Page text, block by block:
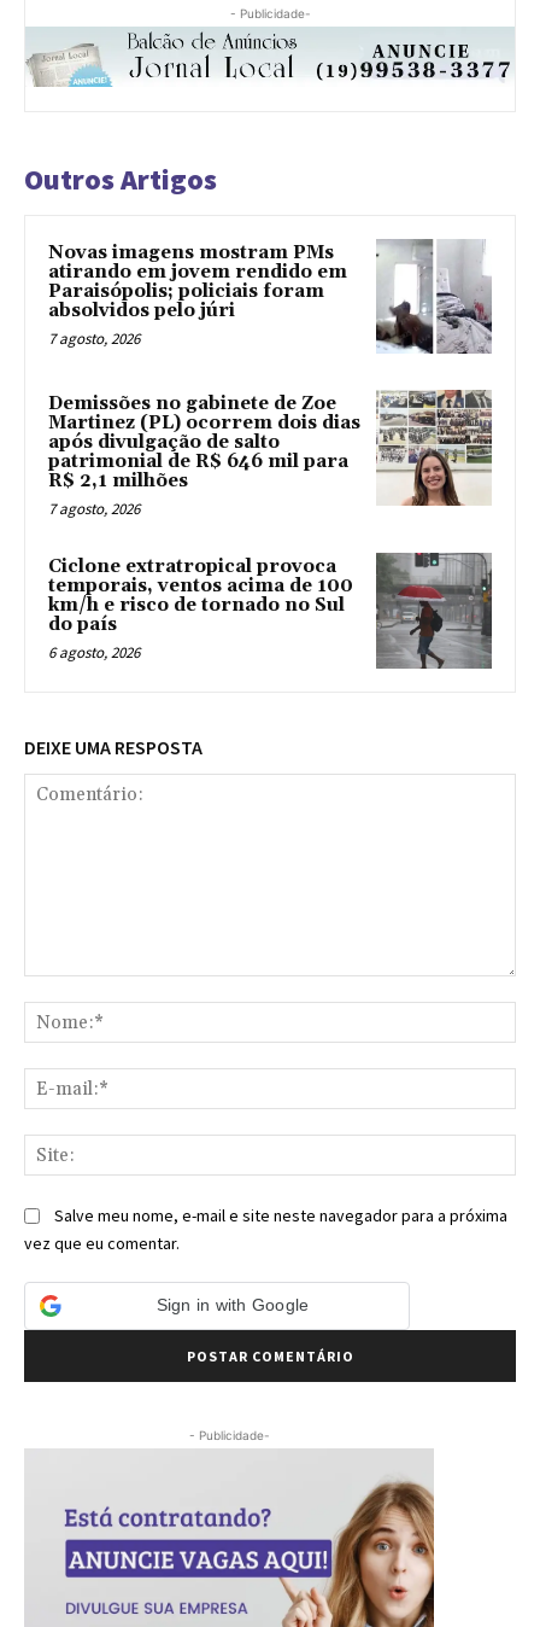
- Publicidade-
Outros Artigos
Novas imagens mostram PMs
atirando em jovem rendido em
Paraisópolis; policiais foram
absolvidos pelo júri
7 agosto, 2026
Demissões no gabinete de Zoe
Martinez (PL) ocorrem dois dias
após divulgação de salto
patrimonial de R$ 646 mil para
R$ 2,1 milhões
7 agosto, 2026
Ciclone extratropical provoca
temporais, ventos acima de 100
km/h e risco de tornado no Sul
do país
6 agosto, 2026
DEIXE UMA RESPOSTA
Salve meu nome, e-mail e site neste navegador para a próxima
vez que eu comentar.
Sign in with Google
- Publicidade-